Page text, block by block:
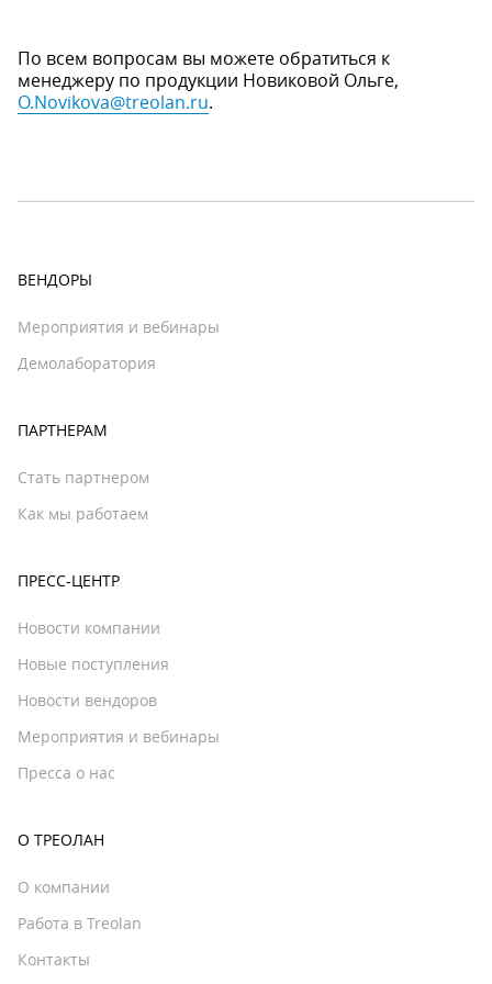
По всем вопросам вы можете обратиться к
менеджеру по продукции Новиковой Ольге,
O.Novikova@treolan.ru.
ВЕНДОРЫ
Мероприятия и вебинары
Демолаборатория
ПАРТНЕРАМ
Стать партнером
Как мы работаем
ПРЕСС-ЦЕНТР
Новости компании
Новые поступления
Новости вендоров
Мероприятия и вебинары
Пресса о нас
О ТРЕОЛАН
О компании
Работа в Treolan
Контакты